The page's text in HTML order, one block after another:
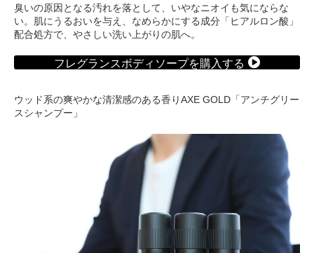
臭いの原因となる汚れを落として、いやなニオイも気にならな
い。肌にうるおいを与え、なめらかにする成分「ヒアルロン酸」
配合処方で、やさしい洗い上がりの肌へ。
フレグランスボディソープを購入する
ウッド系の爽やかな清潔感のある香りAXE GOLD「アンチグリー
スシャンプー」